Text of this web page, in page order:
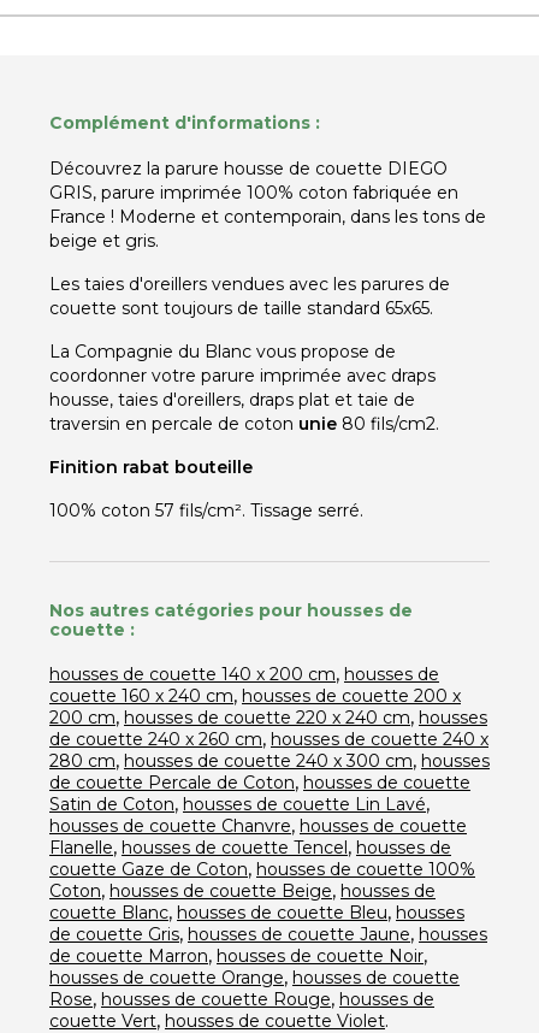
Complément d'informations :
Découvrez la parure housse de couette DIEGO
GRIS, parure imprimée 100% coton fabriquée en
France ! Moderne et contemporain, dans les tons de
beige et gris.
Les taies d'oreillers vendues avec les parures de
couette sont toujours de taille standard 65x65.
La Compagnie du Blanc vous propose de
coordonner votre parure imprimée avec draps
housse, taies d'oreillers, draps plat et taie de
traversin en percale de coton unie 80 fils/cm2.
Finition rabat bouteille
100% coton 57 fils/cm². Tissage serré.
Nos autres catégories pour housses de
couette :
housses de couette 140 x 200 cm, housses de
couette 160 x 240 cm, housses de couette 200 x
200 cm, housses de couette 220 x 240 cm, housses
de couette 240 x 260 cm, housses de couette 240 x
280 cm, housses de couette 240 x 300 cm, housses
de couette Percale de Coton, housses de couette
Satin de Coton, housses de couette Lin Lavé,
housses de couette Chanvre, housses de couette
Flanelle, housses de couette Tencel, housses de
couette Gaze de Coton, housses de couette 100%
Coton, housses de couette Beige, housses de
couette Blanc, housses de couette Bleu, housses
de couette Gris, housses de couette Jaune, housses
de couette Marron, housses de couette Noir,
housses de couette Orange, housses de couette
Rose, housses de couette Rouge, housses de
couette Vert, housses de couette Violet.